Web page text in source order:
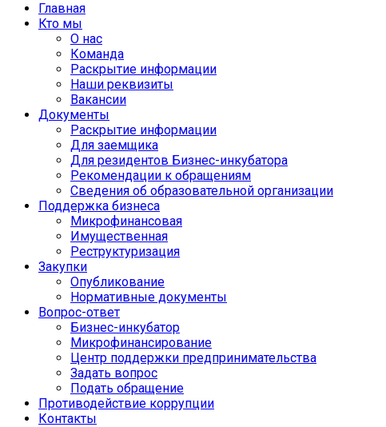
Главная
Кто мы
О нас
Команда
Раскрытие информации
Наши реквизиты
Вакансии
Документы
Раскрытие информации
Для заемщика
Для резидентов Бизнес-инкубатора
Рекомендации к обращениям
Сведения об образовательной организации
Поддержка бизнеса
Микрофинансовая
Имущественная
Реструктуризация
Закупки
Опубликование
Нормативные документы
Вопрос-ответ
Бизнес-инкубатор
Микрофинансирование
Центр поддержки предпринимательства
Задать вопрос
Подать обращение
Противодействие коррупции
Контакты